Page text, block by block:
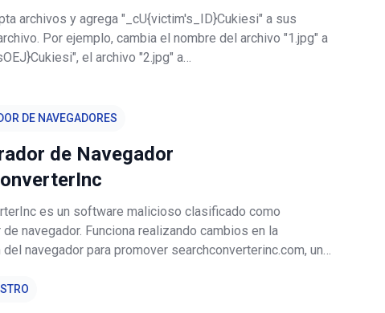
archivos y agrega "_cU{victim's_ID}Cukiesi" a sus
Por ejemplo, cambia el nombre del archivo "1.jpg" a
el archivo "2.jpg" a
DE NAVEGADORES
de Navegador
es un software malicioso clasificado como
navegador. Funciona realizando cambios en la
navegador para promover searchconverterinc.com, un
de los usuarios. Debi